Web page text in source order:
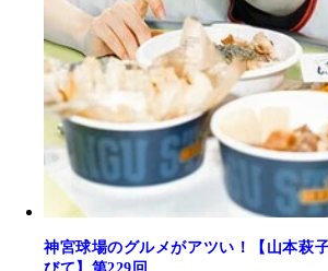
神宮球場のグルメがアツい！【山本萩